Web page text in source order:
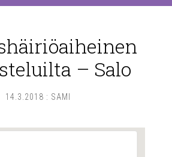
– Salo
14.3.2018 : SAMI